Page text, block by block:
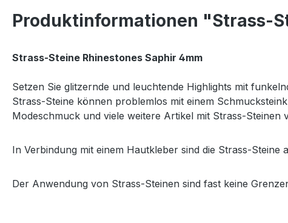
Produktinformationen "Strass-
Strass-Steine Rhinestones Saphir 4mm
Setzen Sie glitzernde und leuchtende Highlights mit
Strass-Steine können problemlos mit einem
Modeschmuck und viele weitere Artikel mit Strass-Steinen
In Verbindung mit einem Hautkleber sind die Strass-
Der Anwendung von Strass-Steinen sind fast keine